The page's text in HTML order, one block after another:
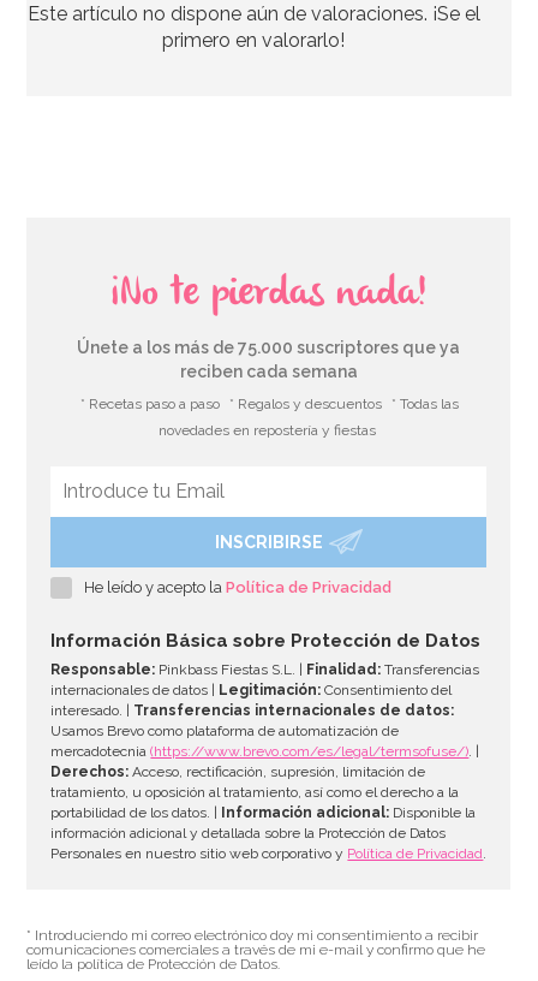
29,95€
Preparado para Galletas 500 gr - FunCakes
AÑADIR
Este artículo no dispone aún de valoraciones. ¡Se el
primero en valorarlo!
¡No te pierdas nada!
Únete a los más de 75.000 suscriptores que ya
reciben cada semana
* Recetas paso a paso * Regalos y descuentos
* Todas las
novedades en repostería y fiestas
INSCRIBIRSE
He leído y acepto laPolítica de Privacidad
Información Básica sobre Protección de Datos
Responsable: Pinkbass Fiestas S.L. | Finalidad: Transferencias
internacionales de datos |
Legitimación: Consentimiento del
interesado. | Transferencias internacionales de datos:
Usamos Brevo como plataforma de automatización de
mercadotecnia(https://www.brevo.com/es/legal/termsofuse/). |
Derechos: Acceso, rectificación, supresión, limitación de
tratamiento, u oposición al tratamiento, así como el derecho a la
portabilidad de los datos. |
Información adicional: Disponible la
información adicional y detallada sobre la Protección de Datos
Personales en nuestro sitio web corporativo y Política de Privacidad.
* Introduciendo mi correo electrónico doy mi consentimiento a recibir
comunicaciones comerciales a través de mi e-mail y confirmo que he
leído la política de Protección de Datos.